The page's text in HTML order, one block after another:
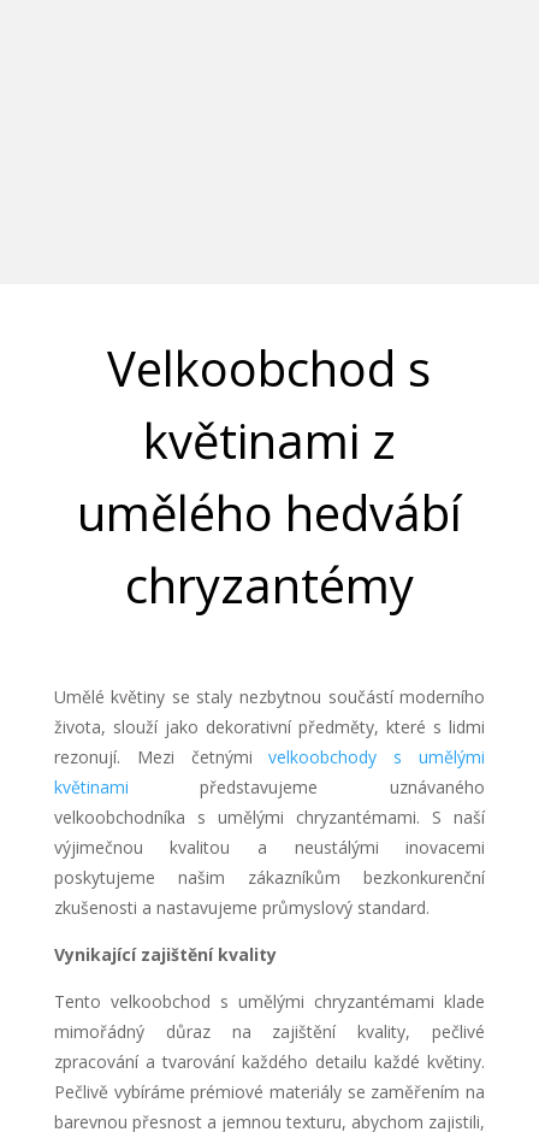
Velkoobchod s
květinami z
umělého hedvábí
chryzantémy
Umělé květiny se staly nezbytnou součástí moderního
života, slouží jako dekorativní předměty, které s lidmi
rezonují. Mezi četnýmivelkoobchody s umělými
květinami představujeme uznávaného
velkoobchodníka s umělými chryzantémami. S naší
výjimečnou kvalitou a neustálými inovacemi
poskytujeme našim zákazníkům bezkonkurenční
zkušenosti a nastavujeme průmyslový standard.
Vynikající zajištění kvality
Tento velkoobchod s umělými chryzantémami klade
mimořádný důraz na zajištění kvality, pečlivé
zpracování a tvarování každého detailu každé květiny.
Pečlivě vybíráme prémiové materiály se zaměřením na
barevnou přesnost a jemnou texturu, abychom zajistili,